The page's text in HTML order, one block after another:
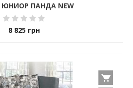
ПАНДА NEW
8 825 грн